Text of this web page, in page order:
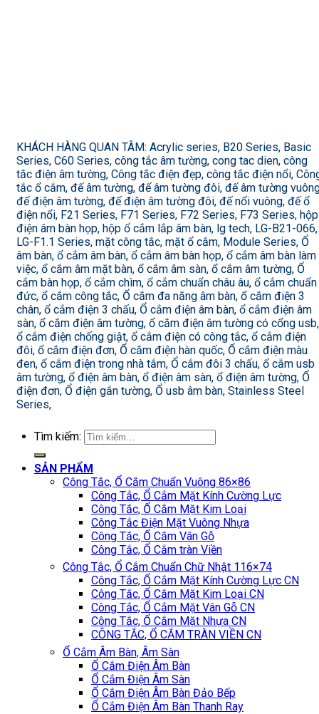
KHÁCH HÀNG QUAN TÂM: Acrylic series, B20 Series, Basic
Series, C60 Series, công tắc âm tường, cong tac dien, công
tắc điện âm tường, Công tắc điện đẹp, công tắc điện nổi,
tắc ổ cắm, đế âm tường, đế âm tường đôi, đế âm tường
đế điện âm tường, đế điện âm tường đôi, đế nổi vuông, đế ổ
điện nổi, F21 Series, F71 Series, F72 Series, F73 Series, hộp
điện âm bàn họp, hộp ổ cắm lắp âm bàn, lg tech, LG-B21-066,
LG-F1.1 Series, mặt công tắc, mặt ổ cắm, Module Series, Ổ
âm bàn, ổ cắm âm bàn, ổ cắm âm bàn họp, ổ cắm âm bàn làm
việc, ổ cắm âm mặt bàn, ổ cắm âm sàn, ổ cắm âm tường, Ổ
cắm bàn họp, ổ cắm chìm, ổ cắm chuẩn châu âu, ổ cắm chuẩn
đức, ổ cắm công tắc, Ổ cắm đa năng âm bàn, ổ cắm điện 3
chân, ổ cắm điện 3 chấu, Ổ cắm điện âm bàn, ổ cắm điện âm
sàn, ổ cắm điện âm tường, ổ cắm điện âm tường có cổng usb,
ổ cắm điện chống giật, ổ cắm điện có công tắc, ổ cắm điện
đôi, ổ cắm điện đơn, Ổ cắm điện hàn quốc, Ổ cắm điện màu
đen, ổ cắm điện trong nhà tắm, Ổ cắm đôi 3 chấu, ổ cắm usb
âm tường, ổ điện âm bàn, ổ điện âm sàn, ổ điện âm tường, Ổ
điện đơn, Ổ điện gắn tường, Ổ usb âm bàn, Stainless Steel
Series,
Tìm kiếm:
SẢN PHẨM
Công Tắc, Ổ Cắm Chuẩn Vuông 86×86
Công Tắc, Ổ Cắm Mặt Kính Cường Lực
Công Tắc, Ổ Cắm Mặt Kim Loại
Công Tắc Điện Mặt Vuông Nhựa
Công Tắc, Ổ Cắm Vân Gỗ
Công Tắc, Ổ Cắm tràn Viền
Công Tắc, Ổ Cắm Chuẩn Chữ Nhật 116×74
Công Tắc, Ổ Cắm Mặt Kính Cường Lực CN
Công Tắc, Ổ Cắm Mặt Kim Loại CN
Công Tắc, Ổ Cắm Mặt Vân Gỗ CN
Công Tắc, Ổ Cắm Mặt Nhựa CN
CÔNG TẮC, Ổ CẮM TRÀN VIỀN CN
Ổ Cắm Âm Bàn, Âm Sàn
Ổ Cắm Điện Âm Bàn
Ổ Cắm Điện Âm Sàn
Ổ Cắm Điện Âm Bàn Đảo Bếp
Ổ Cắm Điện Âm Bàn Thanh Ray